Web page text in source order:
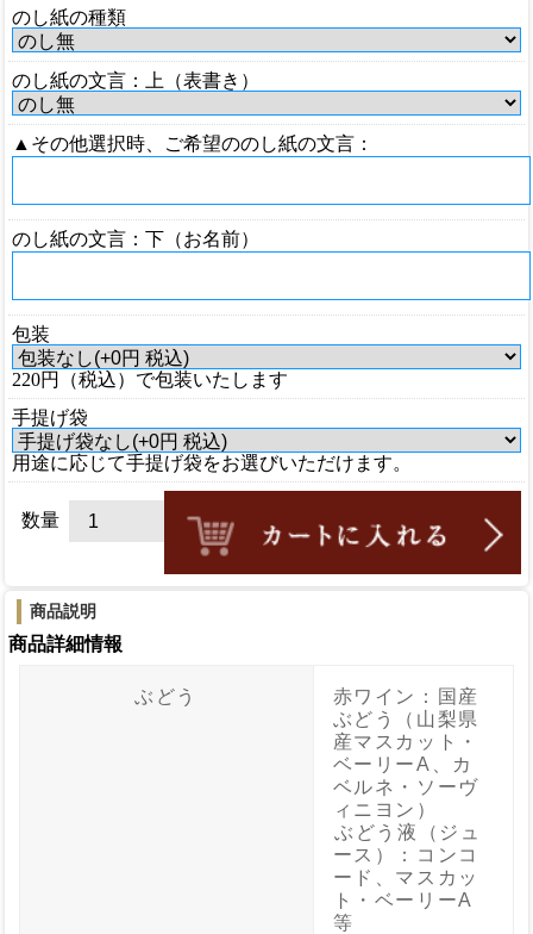
のし紙の種類
のし紙の文言：上（表書き）
▲その他選択時、ご希望ののし紙の文言：
のし紙の文言：下（お名前）
包装
220円（税込）で包装いたします
手提げ袋
用途に応じて手提げ袋をお選びいただけます。
数量
商品説明
商品詳細情報
ぶどう
赤ワイン：国産
ぶどう（山梨県
産マスカット・
ベーリーA、カ
ベルネ・ソーヴ
ィニヨン）
ぶどう液（ジュ
ース）：コンコ
ード、マスカッ
ト・ベーリーA
等